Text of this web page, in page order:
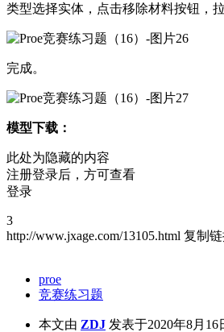
类型选择实体，点击移除材料按钮，拉
完成。
模型下载：
此处为隐藏的内容
注册登录后，方可查看
登录
3
http://www.jxage.com/13105.html 复制
proe
竞赛练习题
本文由 ZDJ 发表于2020年8月16